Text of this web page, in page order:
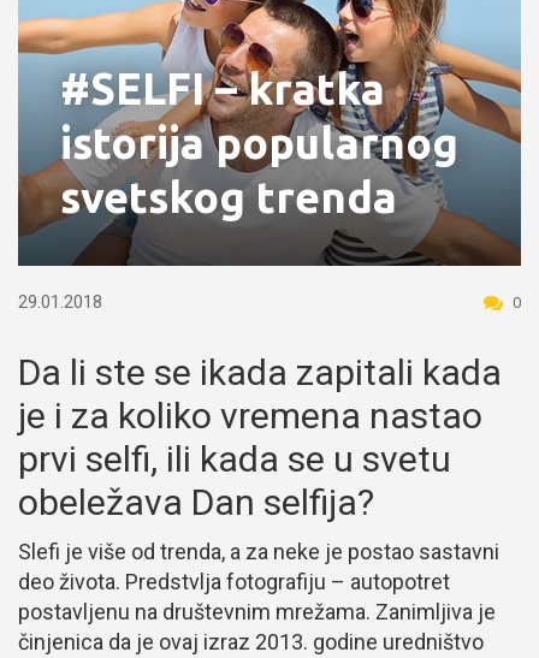
#SELFI – kratka
istorija popularnog
svetskog trenda
29.01.2018 0
Da li ste se ikada zapitali kada
je i za koliko vremena nastao
prvi selfi, ili kada se u svetu
obeležava Dan selfija?
Slefi je više od trenda, a za neke je postao sastavni
deo života. Predstvlja fotografiju – autopotret
postavljenu na društevnim mrežama. Zanimljiva je
činjenica da je ovaj izraz 2013. godine uredništvo